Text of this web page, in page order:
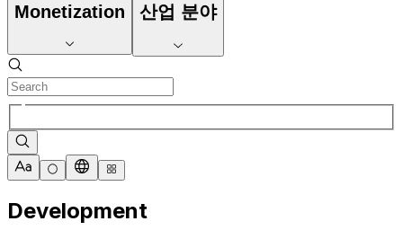
Monetization 산업 분야
Development